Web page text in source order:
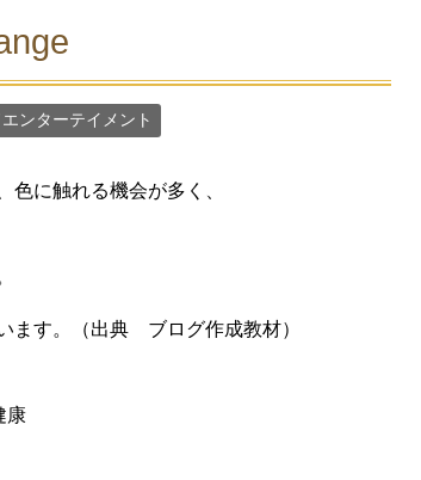
ンターテイメント
に触れる機会が多く、
ます。（出典 ブログ作成教材）
康